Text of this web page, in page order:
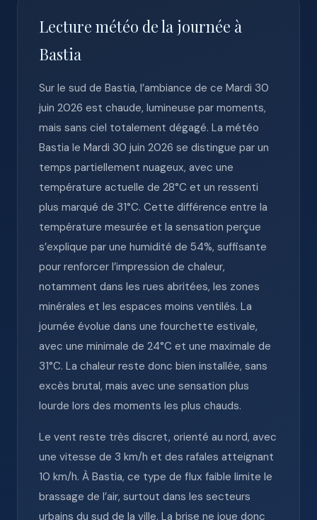
Lecture météo de la journée à
Bastia
Sur le sud de Bastia, l’ambiance de ce Mardi 30
juin 2026 est chaude, lumineuse par moments,
mais sans ciel totalement dégagé. La météo
Bastia le Mardi 30 juin 2026 se distingue par un
temps partiellement nuageux, avec une
température actuelle de 28°C et un ressenti
plus marqué de 31°C. Cette différence entre la
température mesurée et la sensation perçue
s’explique par une humidité de 54%, suffisante
pour renforcer l’impression de chaleur,
notamment dans les rues abritées, les zones
minérales et les espaces moins ventilés. La
journée évolue dans une fourchette estivale,
avec une minimale de 24°C et une maximale de
31°C. La chaleur reste donc bien installée, sans
excès brutal, mais avec une sensation plus
lourde lors des moments les plus chauds.
Le vent reste très discret, orienté au nord, avec
une vitesse de 3 km/h et des rafales atteignant
10 km/h. À Bastia, ce type de flux faible limite le
brassage de l’air, surtout dans les secteurs
urbains du sud de la ville. La brise ne joue donc